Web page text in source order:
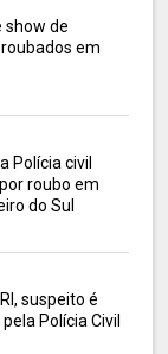
show de
em
Polícia civil
roubo em
do Sul
suspeito é
Polícia Civil